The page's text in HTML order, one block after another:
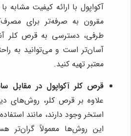
آکواپول با ارائه کیفیت مشابه
مقرون به صرفه‌تر برای
طرفی، دسترسی به قرص کلر
آسان‌تر است و می‌توانید به
معتبر تهیه کنید.
قرص کلر آکواپول در مقابل
علاوه بر قرص کلر، روش‌های
این روش‌ها معمولاً گران‌تر